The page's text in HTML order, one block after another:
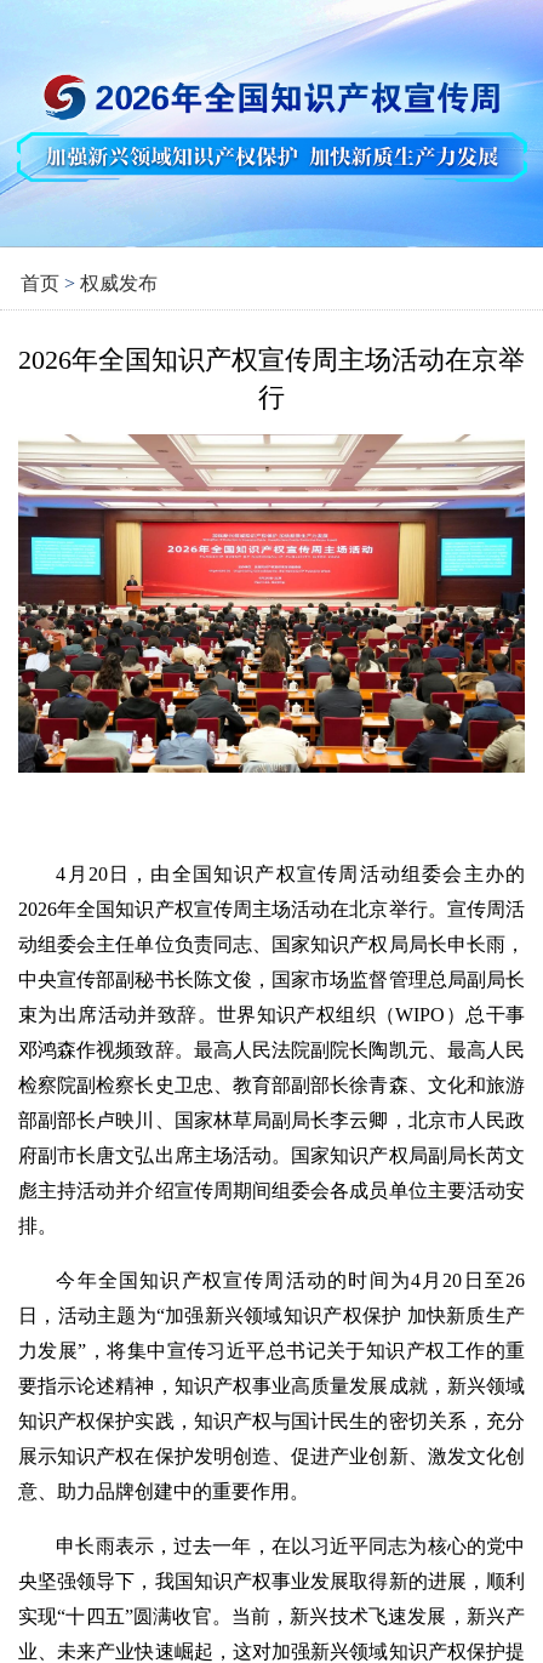
首页 > 权威发布
2026年全国知识产权宣传周主场活动在京举
行
4月20日，由全国知识产权宣传周活动组委会主办的
2026年全国知识产权宣传周主场活动在北京举行。宣传周活
动组委会主任单位负责同志、国家知识产权局局长申长雨，
中央宣传部副秘书长陈文俊，国家市场监督管理总局副局长
束为出席活动并致辞。世界知识产权组织（WIPO）总干事
邓鸿森作视频致辞。最高人民法院副院长陶凯元、最高人民
检察院副检察长史卫忠、教育部副部长徐青森、文化和旅游
部副部长卢映川、国家林草局副局长李云卿，北京市人民政
府副市长唐文弘出席主场活动。国家知识产权局副局长芮文
彪主持活动并介绍宣传周期间组委会各成员单位主要活动安
排。
今年全国知识产权宣传周活动的时间为4月20日至26
日，活动主题为“加强新兴领域知识产权保护 加快新质生产
力发展”，将集中宣传习近平总书记关于知识产权工作的重
要指示论述精神，知识产权事业高质量发展成就，新兴领域
知识产权保护实践，知识产权与国计民生的密切关系，充分
展示知识产权在保护发明创造、促进产业创新、激发文化创
意、助力品牌创建中的重要作用。
申长雨表示，过去一年，在以习近平同志为核心的党中
央坚强领导下，我国知识产权事业发展取得新的进展，顺利
实现“十四五”圆满收官。当前，新兴技术飞速发展，新兴产
业、未来产业快速崛起，这对加强新兴领域知识产权保护提